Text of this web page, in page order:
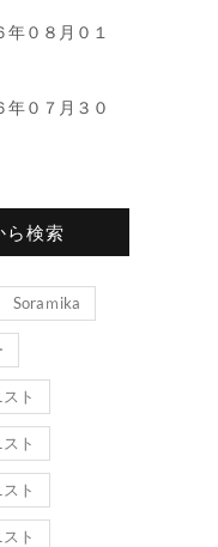
０８月０１
年０７月３０
ら検索
Soraｍika
ト
ト
ト
ト